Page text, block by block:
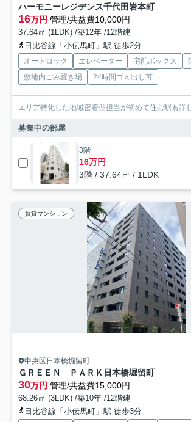
ハーモニーレジデンス千代田岩本町
16万円 管理/共益費10,000円
37.64㎡ (1LDK) /築12年 /12階建
日比谷線「小伝馬町」駅 徒歩2分
オートロック エレベーター 宅配ボックス
敷地内ごみ置き場
24時間ゴミ出し可
エリア特化した地域密着型担当が初めて住む駅も詳
募集中の部屋
3階
16万円
3階 / 37.64㎡ / 1LDK
賃貸マンション
中央区日本橋堀留町
ＧＲＥＥＮ ＰＡＲＫ日本橋堀留町
30万円 管理/共益費15,000円
68.26㎡ (3LDK) /築10年 /12階建
日比谷線「小伝馬町」駅 徒歩3分